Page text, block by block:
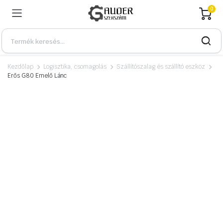
0
Kezdőlap Logisztika, csomagolás
Szállítószalag és szállító eszköz
Erős G80 Emelő Lánc